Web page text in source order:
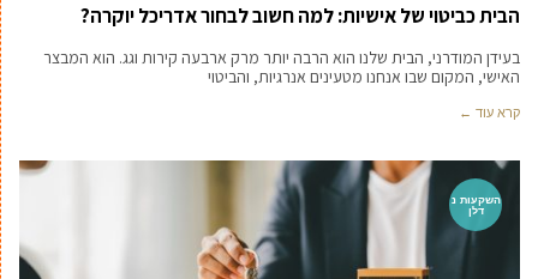
הבית כביטוי של אישיות: למה חשוב לבחור אדריכל יוקרה?
בעידן המודרני, הבית שלנו הוא הרבה יותר מרק ארבעה קירות וגג. הוא המבצר
האישי, המקום שבו אנחנו מטעינים אנרגיות, והביטוי
קרא עוד ←
השקעות נ
דלן